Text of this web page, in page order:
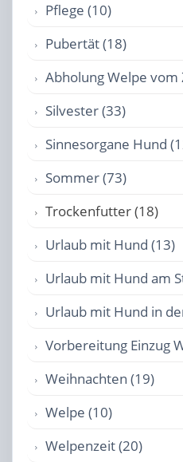
Pflege (10)
Pubertät (18)
Abholung Welpe vom
Silvester (33)
Sinnesorgane Hund
Sommer (73)
Trockenfutter (18)
Urlaub mit Hund (13)
Urlaub mit Hund am
Urlaub mit Hund in
Vorbereitung Einzug
Weihnachten (19)
Welpe (10)
Welpenzeit (20)